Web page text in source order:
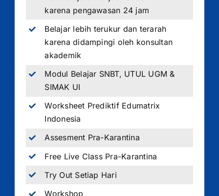
karena pengawasan 24 jam
Belajar lebih terukur dan terarah
karena didampingi oleh konsultan
akademik
Modul Belajar SNBT, UTUL UGM &
SIMAK UI
Worksheet Prediktif Edumatrix
Indonesia
Assesment Pra-Karantina
Free Live Class Pra-Karantina
Try Out Setiap Hari
Workshop